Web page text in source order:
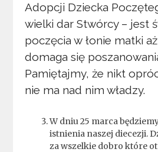
Adopcji Dziecka
wielki dar Stwórcy – jest
poczęcia w łonie matki
domaga się
Pamiętajmy, że nikt
nie ma nad nim władzy.
W dniu 25 marca
istnienia naszej diecezji.
za wszelkie dobro które